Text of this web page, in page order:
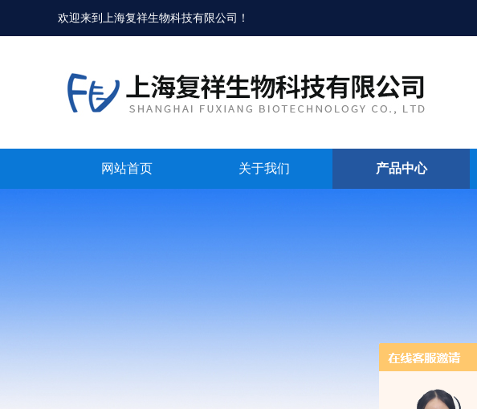
欢迎来到 上海复祥生物科技有限公司 ！
网站首页 关于我们 产品中心